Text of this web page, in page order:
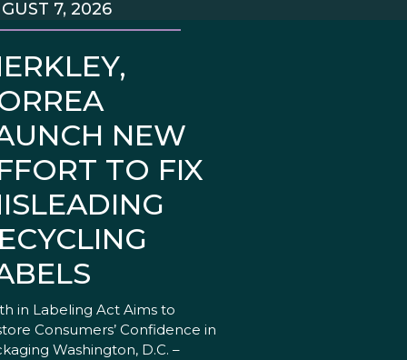
NEW
TO FIX
7, 2026
in Labeling Act Aims to
Consumers’ Confidence in
Washington, D.C. –